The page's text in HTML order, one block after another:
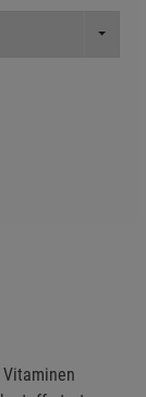
Toggle